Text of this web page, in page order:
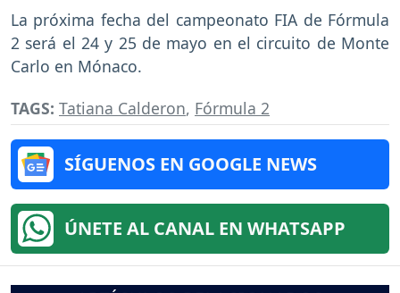
La próxima fecha del campeonato FIA de Fórmula
2 será el 24 y 25 de mayo en el circuito de Monte
Carlo en Mónaco.
TAGS: Tatiana Calderon, Fórmula 2
SÍGUENOS EN GOOGLE NEWS
ÚNETE AL CANAL EN WHATSAPP